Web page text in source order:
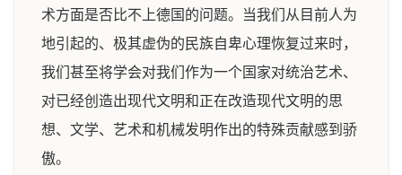
术方面是否比不上德国的问题。当我们从目前人为
地引起的、极其虚伪的民族自卑心理恢复过来时，
我们甚至将学会对我们作为一个国家对统治艺术、
对已经创造出现代文明和正在改造现代文明的思
想、文学、艺术和机械发明作出的特殊贡献感到骄
傲。